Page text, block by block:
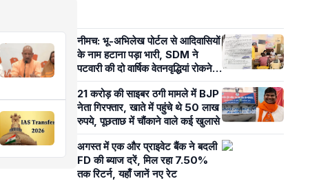
नीमच: भू-अभिलेख पोर्टल से आदिवासियों
के नाम हटाना पड़ा भारी, SDM ने
पटवारी की दो वार्षिक वेतनवृद्धियां रोकने
का दिया आदेश
21 करोड़ की साइबर ठगी मामले में BJP
नेता गिरफ्तार, खाते में पहुंचे थे 50 लाख
रुपये, पूछताछ में चौंकाने वाले कई खुलासे
अगस्त में एक और प्राइवेट बैंक ने बदली
FD की ब्याज दरें, मिल रहा 7.50%
तक रिटर्न, यहाँ जानें नए रेट